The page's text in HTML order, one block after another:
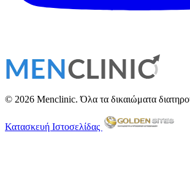
© 2026 Menclinic. Όλα τα δικαιώματα
Κατασκευή Ιστοσελίδας